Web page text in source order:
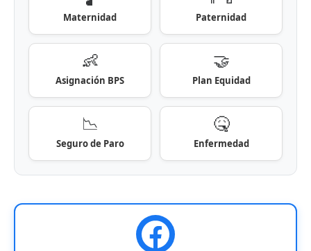
Maternidad Paternidad
👶
Asignación BPS
🤝
Plan Equidad
📉
Seguro de Paro
🤒
Enfermedad